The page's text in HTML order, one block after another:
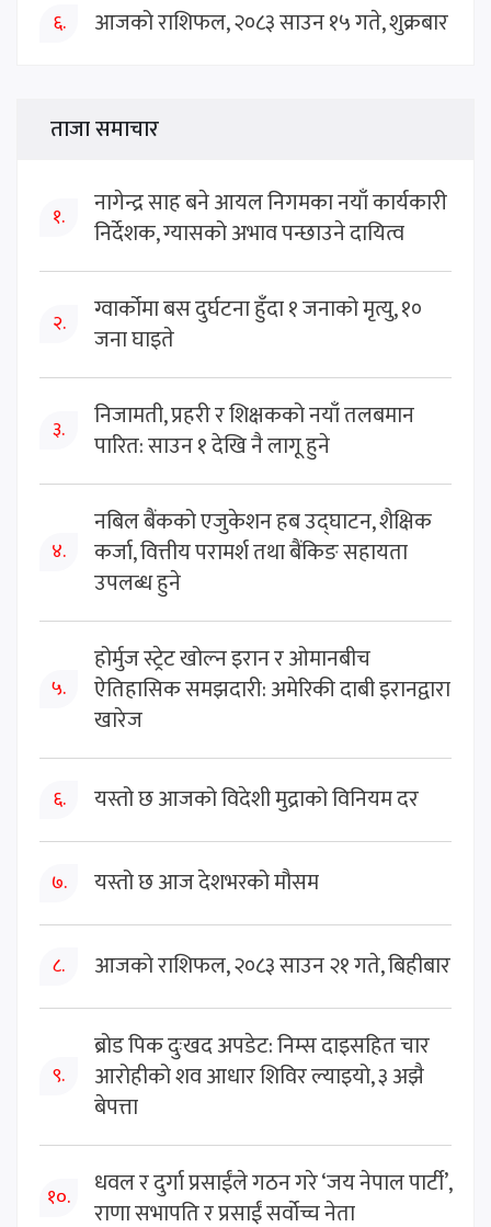
६. आजको राशिफल, २०८३ साउन १५ गते, शुक्रबार
ताजा समाचार
१.
नागेन्द्र साह बने आयल निगमका नयाँ कार्यकारी
निर्देशक, ग्यासको अभाव पन्छाउने दायित्व
२.
ग्वार्कोमा बस दुर्घटना हुँदा १ जनाको मृत्यु, १०
जना घाइते
३.
निजामती, प्रहरी र शिक्षकको नयाँ तलबमान
पारित: साउन १ देखि नै लागू हुने
४.
नबिल बैंकको एजुकेशन हब उद्घाटन, शैक्षिक
कर्जा, वित्तीय परामर्श तथा बैंकिङ सहायता
उपलब्ध हुने
५.
होर्मुज स्ट्रेट खोल्न इरान र ओमानबीच
ऐतिहासिक समझदारी: अमेरिकी दाबी इरानद्वारा
खारेज
६. यस्तो छ आजको विदेशी मुद्राको विनियम दर
७. यस्तो छ आज देशभरको मौसम
८. आजको राशिफल, २०८३ साउन २१ गते, बिहीबार
९.
ब्रोड पिक दुःखद अपडेट: निम्स दाइसहित चार
आरोहीको शव आधार शिविर ल्याइयो, ३ अझै
बेपत्ता
१०.
धवल र दुर्गा प्रसाईंले गठन गरे ‘जय नेपाल पार्टी’,
राणा सभापति र प्रसाईं सर्वोच्च नेता